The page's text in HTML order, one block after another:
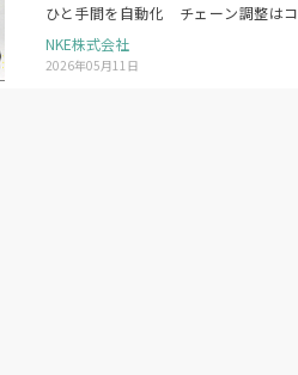
ひと手間を自動化 チェーン調整は
NKE株式会社
2026年05月11日